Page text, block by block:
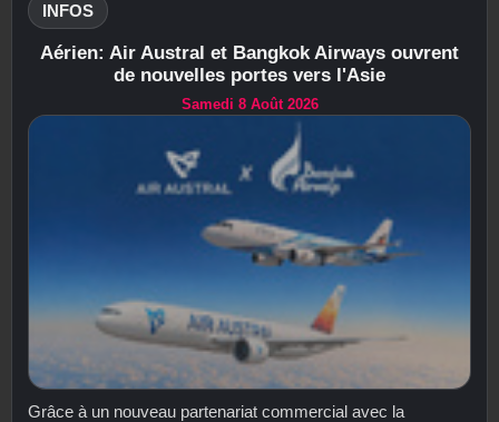
INFOS
Aérien: Air Austral et Bangkok Airways ouvrent
de nouvelles portes vers l'Asie
Samedi 8 Août 2026
Grâce à un nouveau partenariat commercial avec la